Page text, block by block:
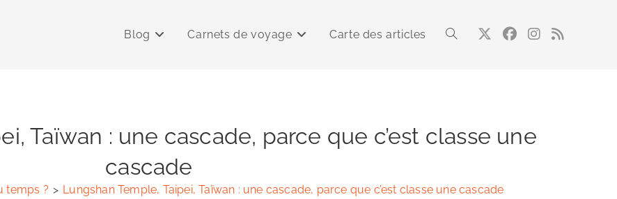
Blog Carnets de voyage Carte des articles Toggle
Taïwan : une cascade, parce que c’est classe une
cascade
temps ? > Lungshan Temple, Taipei, Taïwan : une cascade, parce que c’est classe une cascade